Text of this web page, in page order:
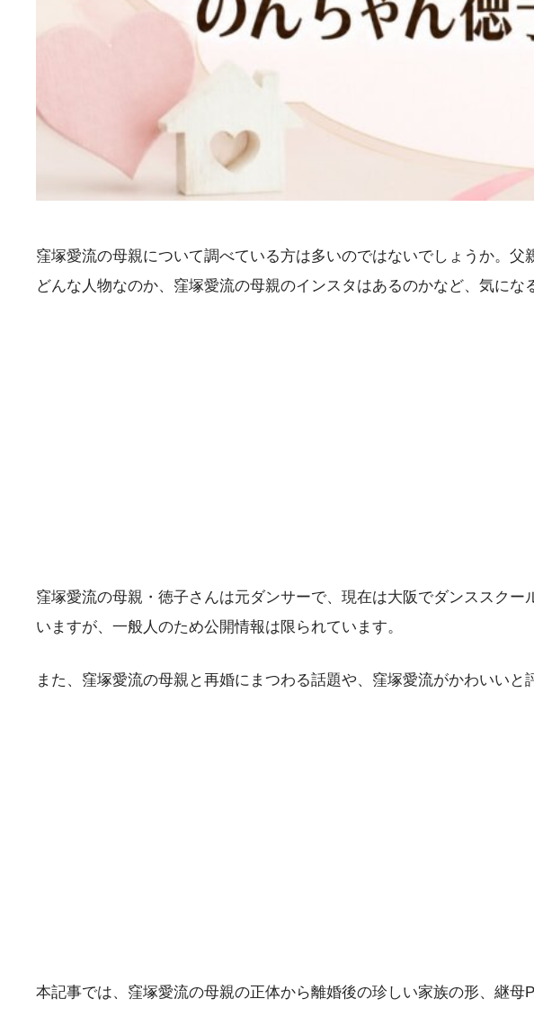
窪塚愛流の母親について調べている方は多いのではないでしょうか。
どんな人物なのか、窪塚愛流の母親のインスタはあるのかなど、気にな
窪塚愛流の母親・徳子さんは元ダンサーで、現在は大阪でダンススク
いますが、一般人のため公開情報は限られています。
また、窪塚愛流の母親と再婚にまつわる話題や、窪塚愛流がかわいいと
本記事では、窪塚愛流の母親の正体から離婚後の珍しい家族の形、継